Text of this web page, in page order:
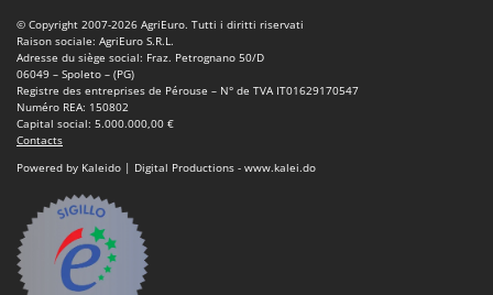
Philips
Pramac
Prismafood
R
R.G.V.
Rato
Reber
Redback
© Copyright 2007-2026 AgriEuro. Tutti i diritti riservati
Raison sociale: AgriEuro S.R.L.
Adresse du siège social: Fraz. Petrognano 50/D
06049 – Spoleto – (PG)
Registre des entreprises de Pérouse – N° de TVA IT01629170547
Numéro REA: 150802
Capital social: 5.000.000,00 €
Contacts
Powered by Kaleido | Digital Productions - www.kalei.do